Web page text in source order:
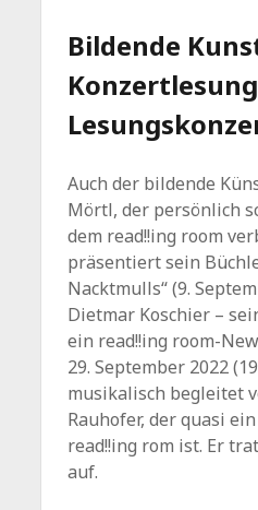
Bildende
Auch der bildende
Mörtl, der persönlich
dem read!!ing room
präsentiert sein
Nacktmulls“ (9.
Dietmar Koschier –
ein read!!ing room-
29. September 2022
musikalisch begleitet
Rauhofer, der quasi
read!!ing rom ist. Er
auf.